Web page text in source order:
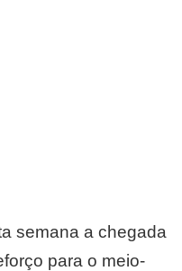
semana a chegada
para o meio-